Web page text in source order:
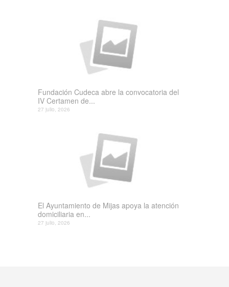
Fundación Cudeca abre la convocatoria del
IV Certamen de...
27 julio, 2026
El Ayuntamiento de Mijas apoya la atención
domiciliaria en...
27 julio, 2026